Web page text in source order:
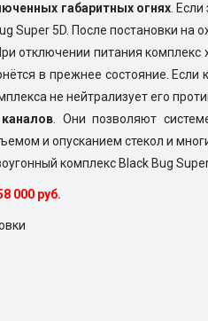
габаритных огнях. Если
Super 5D. После постановки на
отключении питания
в прежнее состояние.
не нейтрализует его
. Они позволяют
и опусканием стекол и
комплекс Black Bug
000 руб.